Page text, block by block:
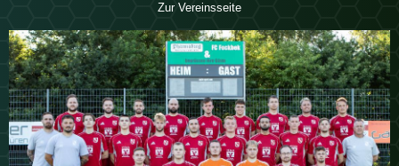
Zur Vereinsseite